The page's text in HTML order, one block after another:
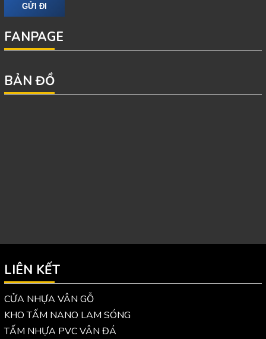
FANPAGE
BẢN ĐỒ
LIÊN KẾT
CỬA NHỰA VÂN GỖ
KHO TẤM NANO LAM SÓNG
TẤM NHỰA PVC VÂN ĐÁ